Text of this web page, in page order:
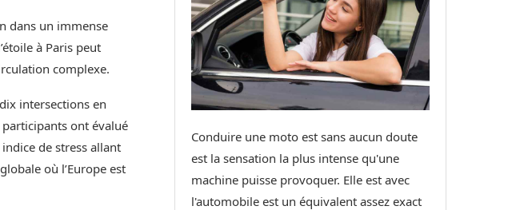
dans un immense
à Paris peut
complexe.
intersections en
ont évalué
de stress allant
où l’Europe est
Conduire une moto est sans aucun doute
est la sensation la plus intense qu'une
machine puisse provoquer. Elle est avec
l'automobile est un équivalent assez exact